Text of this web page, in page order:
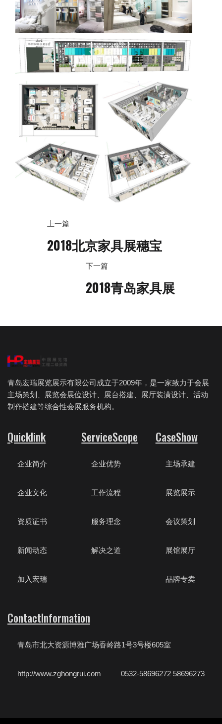
上一篇
2018北京家具展穗宝
下一篇
2018青岛家具展
青岛宏瑞展览展示有限公司成立于2009年，是一家致力于会展
主场策划、展览会展位设计、展台搭建、展厅装潢设计、活动
制作搭建等综合性会展服务机构。
Quicklink
企业简介
企业文化
资质证书
新闻动态
加入宏瑞
ServiceScope
企业优势
工作流程
服务理念
解决之道
CaseShow
主场承建
展览展示
会议策划
展馆展厅
品牌专卖
ContactInformation
青岛市北大资源博雅广场香岭路1号3号楼605室
http://www.zghongrui.com 0532-58696272 58696273